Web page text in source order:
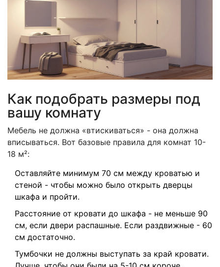
Как подобрать размеры под
вашу комнату
Мебель не должна «втискиваться» - она должна
вписываться. Вот базовые правила для комнат 10-
18 м²:
Оставляйте минимум 70 см между кроватью и
стеной - чтобы можно было открыть дверцы
шкафа и пройти.
Расстояние от кровати до шкафа - не меньше 90
см, если двери распашные. Если раздвижные - 60
см достаточно.
Тумбочки не должны выступать за край кровати.